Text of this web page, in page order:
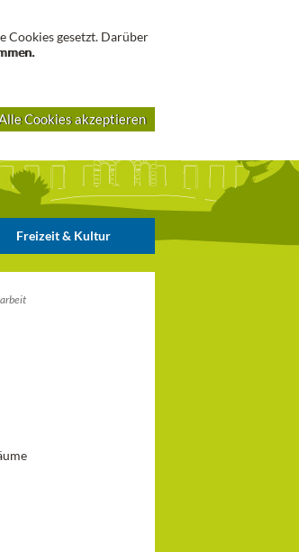
Cookies gesetzt. Darüber
Cookies akzeptieren
Freizeit & Kultur